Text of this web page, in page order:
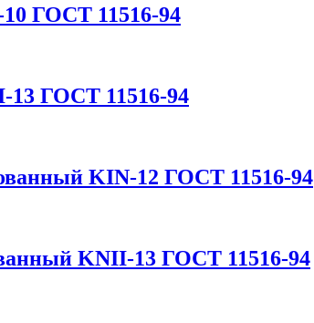
ГОСТ 11516-94
13 ГОСТ 11516-94
KIN-12 ГОСТ 11516-94
KNII-13 ГОСТ 11516-94